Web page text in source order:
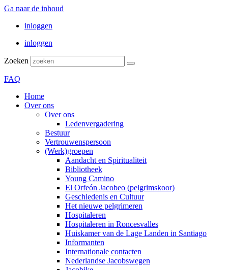
Ga naar de inhoud
inloggen
inloggen
Zoeken
FAQ
Home
Over ons
Over ons
Ledenvergadering
Bestuur
Vertrouwenspersoon
(Werk)groepen
Aandacht en Spiritualiteit
Bibliotheek
Young Camino
El Orfeón Jacobeo (pelgrimskoor)
Geschiedenis en Cultuur
Het nieuwe pelgrimeren
Hospitaleren
Hospitaleren in Roncesvalles
Huiskamer van de Lage Landen in Santiago
Informanten
Internationale contacten
Nederlandse Jacobswegen